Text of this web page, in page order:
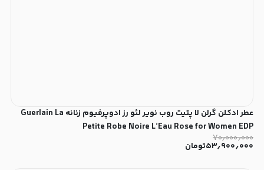
عطر ادکلن گرلن لا پتیت روب نویر لئو رز ادوپرفیوم زنانه Guerlain La
Petite Robe Noire L’Eau Rose for Women EDP
۷۰٫۰۰۰٫۰۰۰
۵۳٫۹۰۰٫۰۰۰تومان